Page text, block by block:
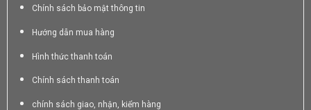
Chính sách bảo mật thông tin
Hướng dẫn mua hàng
Hình thức thanh toán
Chính sách thanh toán
chính sách giao, nhận, kiểm hàng